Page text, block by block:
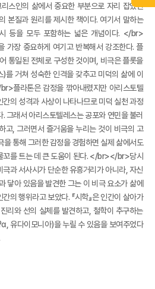
스인의 삶에서 중요한 부분으로 자리 잡았던
본질과 원리를 제시한 책이다. 여기서 말하는
등을 모두 포함하는 넓은 개념이다. </br>
가장 중요하게 여기고 반복해서 강조한다. 플
통일된 전체로 구성한 것이며, 비극은 플롯을
를 거쳐 성숙한 인격을 갖추고 미덕의 삶에 이
플라톤은 감정을 깎아내렸지만 아리스토텔
의 성격과 사상이 나타나므로 미덕 실천 과정
그래서 아리스토텔레스는 공포와 연민을 불러
고, 그러면서 즐거움을 누리는 것이 비극의 고
을 통해 그러한 감정을 경험하면 실제 삶에서도
꼬를 트는 데 큰 도움이 된다. </br></br>당시
과 서사시가 단순한 유흥거리가 아니라, 자신
닿아 있음을 발견한 그는 이 비극 요소가 삶에
의 행위라고 보았다. 『시학』은 인간이 살아가
리와 선의 실체를 발견하고, 철학이 추구하는
유다이모니아)을 누릴 수 있음을 보여주었다